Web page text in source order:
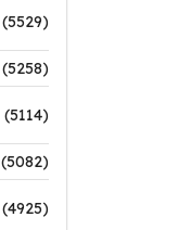
(5529)
(5258)
(5114)
(5082)
(4925)